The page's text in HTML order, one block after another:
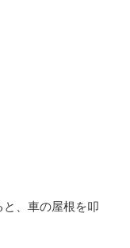
、車の屋根を叩